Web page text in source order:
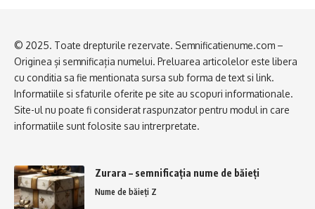
© 2025. Toate drepturile rezervate. Semnificatienume.com –
Originea și semnificația numelui. Preluarea articolelor este libera
cu conditia sa fie mentionata sursa sub forma de text si link.
Informatiile si sfaturile oferite pe site au scopuri informationale.
Site-ul nu poate fi considerat raspunzator pentru modul in care
informatiile sunt folosite sau intrerpretate.
Zurara – semnificația nume de băieți
Nume de băieți Z